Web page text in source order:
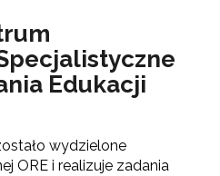
Edukacji
wydzielone
ORE i realizuje zadania